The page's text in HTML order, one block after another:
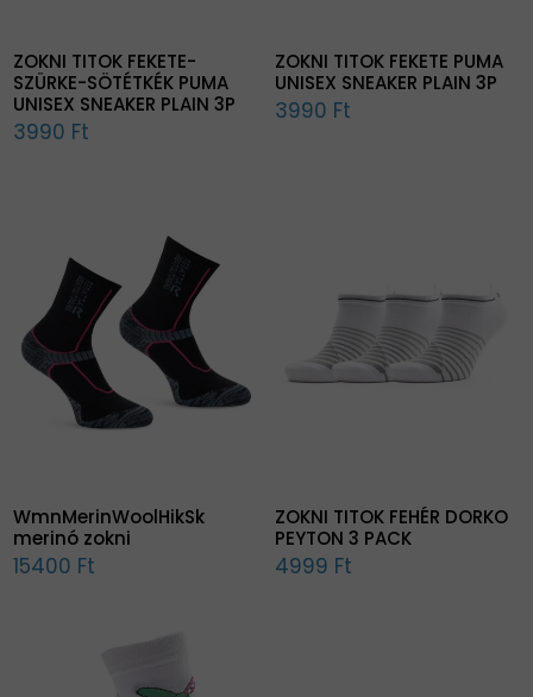
ZOKNI TITOK FEKETE-
SZÜRKE-SÖTÉTKÉK PUMA
UNISEX SNEAKER PLAIN 3P
3990 Ft
ZOKNI TITOK FEKETE PUMA
UNISEX SNEAKER PLAIN 3P
3990 Ft
WmnMerinWoolHikSk
merinó zokni
15400 Ft
ZOKNI TITOK FEHÉR DORKO
PEYTON 3 PACK
4999 Ft